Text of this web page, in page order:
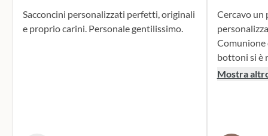
Sacconcini personalizzati perfetti, originali
e proprio carini. Personale gentilissimo.
Cercavo
Comunione di
bottoni si è
supporto
Mostra